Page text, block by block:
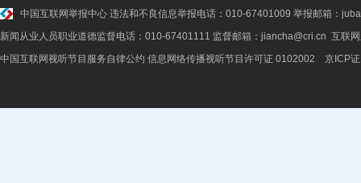
中国互联网举报中心 违法和不良信息举报电话：010-67401009 举报邮箱：
新闻从业人员职业道德监督电话：010-67401111 监督邮箱：jiancha@cri.cn 互联
中国互联网视听节目服务自律公约 信息网络传播视听节目许可证 0102002 京ICP